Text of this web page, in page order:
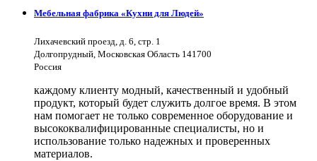
Мебельная фабрика «Кухни для Людей»
Лихачевский проезд, д. 6, стр. 1
Долгопрудный, Московская Область 141700
Россия
каждому клиенту модный, качественный и удобный
продукт, который будет служить долгое время. В этом
нам помогает не только современное оборудование и
высококвалифицированные специалисты, но и
использование только надежных и проверенных
материалов.